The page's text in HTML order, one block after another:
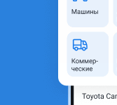
Ежемесячный платёж